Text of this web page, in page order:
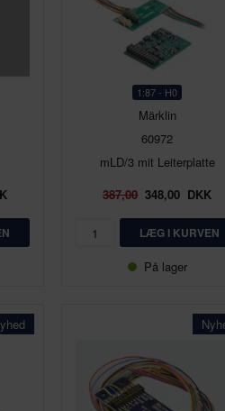
1:87 - H0
Märklin
60972
mLD/3 mit Leiterplatte
387,00 348,00 DKK
På lager